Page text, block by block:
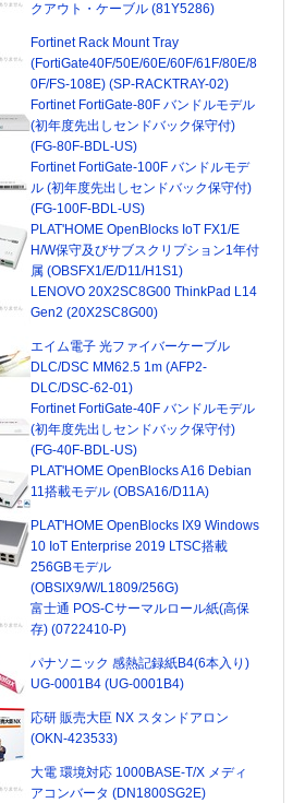
クアウト・ケーブル (81Y5286)
Fortinet Rack Mount Tray
(FortiGate40F/50E/60E/60F/61F/80E/8
0F/FS-108E) (SP-RACKTRAY-02)
Fortinet FortiGate-80F バンドルモデル
(初年度先出しセンドバック保守付)
(FG-80F-BDL-US)
Fortinet FortiGate-100F バンドルモデ
ル (初年度先出しセンドバック保守付)
(FG-100F-BDL-US)
PLAT'HOME OpenBlocks IoT FX1/E
H/W保守及びサブスクリプション1年付
属 (OBSFX1/E/D11/H1S1)
LENOVO 20X2SC8G00 ThinkPad L14
Gen2 (20X2SC8G00)
エイム電子 光ファイバーケーブル
DLC/DSC MM62.5 1m (AFP2-
DLC/DSC-62-01)
Fortinet FortiGate-40F バンドルモデル
(初年度先出しセンドバック保守付)
(FG-40F-BDL-US)
PLAT'HOME OpenBlocks A16 Debian
11搭載モデル (OBSA16/D11A)
PLAT'HOME OpenBlocks IX9 Windows
10 IoT Enterprise 2019 LTSC搭載
256GBモデル
(OBSIX9/W/L1809/256G)
富士通 POS-Cサーマルロール紙(高保
存) (0722410-P)
パナソニック 感熱記録紙B4(6本入り)
UG-0001B4 (UG-0001B4)
応研 販売大臣 NX スタンドアロン
(OKN-423533)
大電 環境対応 1000BASE-T/X メディ
アコンバータ (DN1800SG2E)